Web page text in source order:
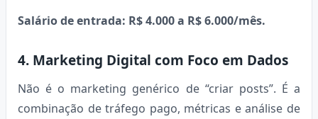
Salário de entrada: R$ 4.000 a R$ 6.000/mês.
4. Marketing Digital com Foco em Dados
Não é o marketing genérico de “criar posts”. É a
combinação de tráfego pago, métricas e análise de